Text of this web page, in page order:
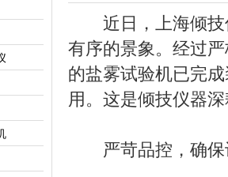
近日，上海倾技
有序的景象。经过
的盐雾试验机已完
用。这是倾技仪器
严苛品控，确保